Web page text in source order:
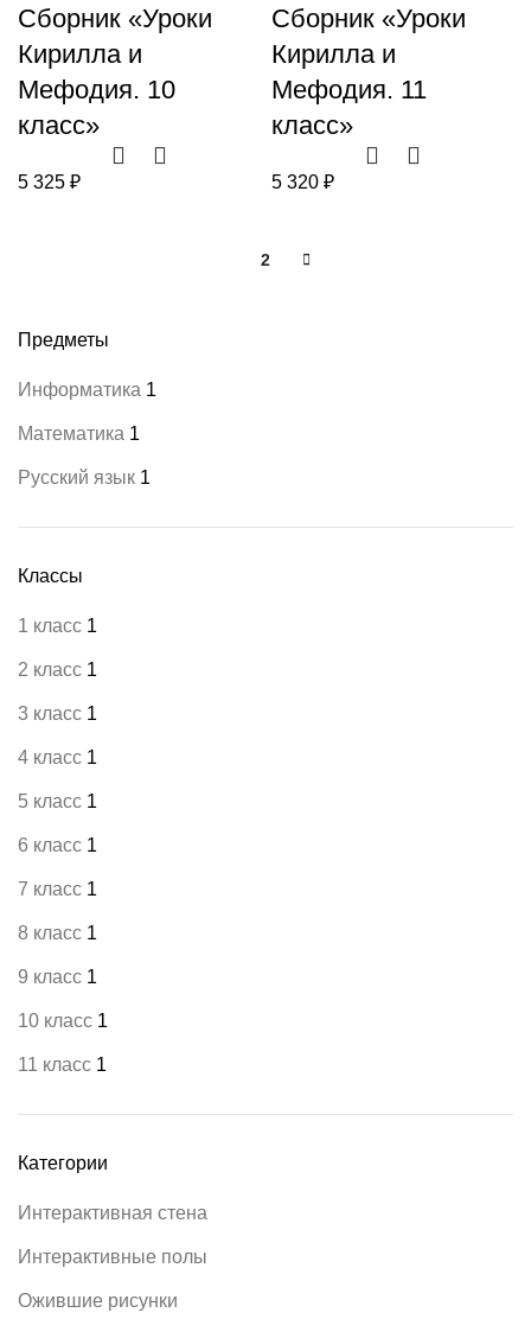
Предметы
Информатика 1
Математика 1
Русский язык 1
Классы
1 класс 1
2 класс 1
3 класс 1
4 класс 1
5 класс 1
6 класс 1
7 класс 1
8 класс 1
9 класс 1
10 класс 1
11 класс 1
Категории
Интерактивная стена
Интерактивные полы
Ожившие рисунки
Сборник «Уроки
Кирилла и
Мефодия. 10
класс»
5 325 ₽
Сборник «Уроки
Кирилла и
Мефодия. 11
класс»
5 320 ₽
2